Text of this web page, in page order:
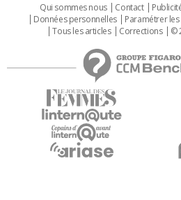
Qui sommes nous Contact
Données personnelles
Paramétrer
Tous les articles
Corrections ©